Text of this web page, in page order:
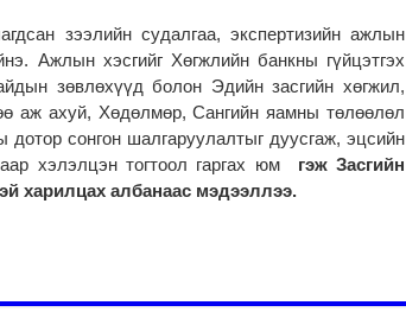
зээлийн судалгаа, экспертизийн ажлын
Ажлын хэсгийг Хөгжлийн банкны гүйцэтгэх
зөвлөхүүд болон Эдийн засгийн хөгжил,
аж ахуй, Хөдөлмөр, Сангийн яамны төлөөлөл
сонгон шалгаруулалтыг дуусгаж, эцсийн
хэлэлцэн тогтоол гаргах юм гэж Засгийн
харилцах албанаас мэдээллээ.